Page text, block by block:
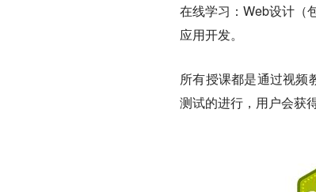
在线学习：Web设计（
应用开发。
所有授课都是通过视频
测试的进行，用户会获